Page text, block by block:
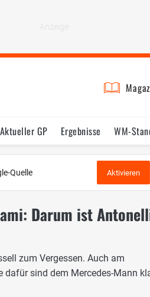
Aktueller GP Ergebnisse WM-
Testfahrten Reglement
Quelle Aktivieren
Darum ist
zum Vergessen. Auch am
sind dem Mercedes-Mann